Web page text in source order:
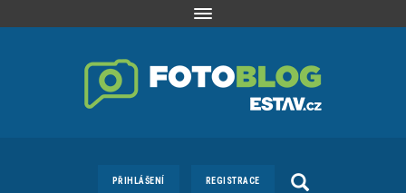
Toggle
PŘIHLÁŠENÍ REGISTRACE